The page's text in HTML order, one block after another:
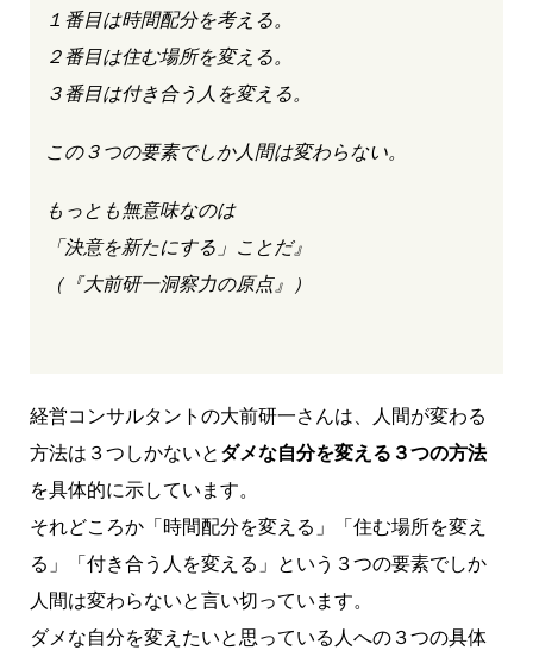
１番目は時間配分を考える。
２番目は住む場所を変える。
３番目は付き合う人を変える。
この３つの要素でしか人間は変わらない。
もっとも無意味なのは
「決意を新たにする」ことだ』
（『大前研一洞察力の原点』）
経営コンサルタントの大前研一さんは、人間が変わる
方法は３つしかないと ダメな自分を変える３つの方法
を具体的に示しています。
それどころか「時間配分を変える」「住む場所を変え
る」「付き合う人を変える」という３つの要素でしか
人間は変わらないと言い切っています。
ダメな自分を変えたいと思っている人への３つの具体